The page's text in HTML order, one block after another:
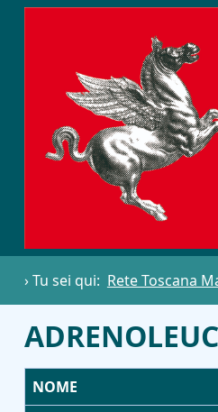
› Tu sei qui: Rete Toscana
NOME